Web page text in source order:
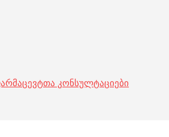
კონსულტაციები